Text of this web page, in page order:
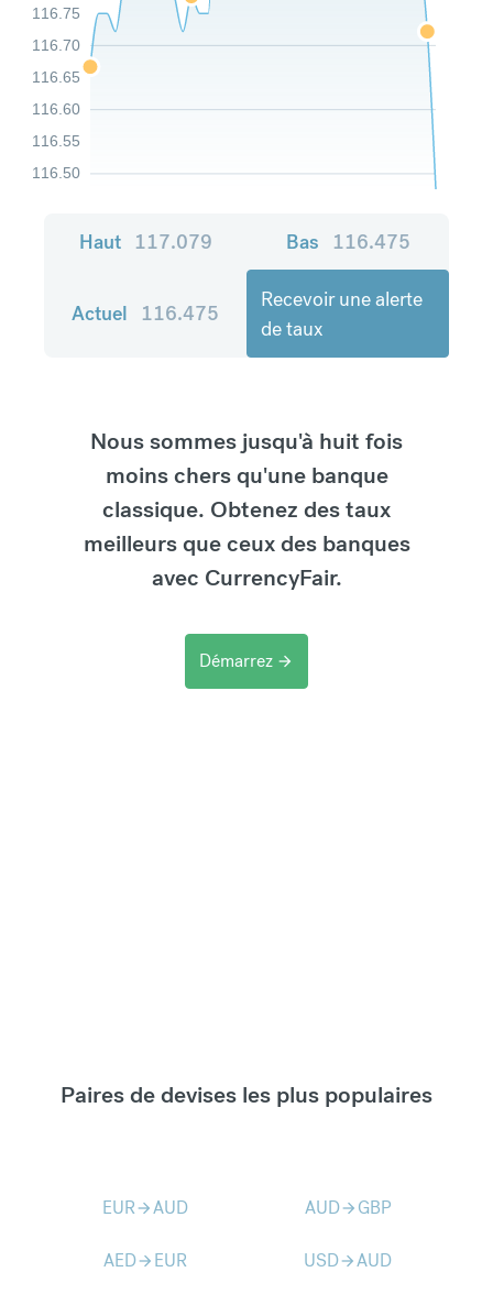
116.50
116.55
116.60
116.65
116.70
116.75
Haut 117.079 Bas 116.475
Actuel 116.475
Recevoir une alerte
de taux
Nous sommes jusqu'à huit fois
moins chers qu'une banque
classique. Obtenez des taux
meilleurs que ceux des banques
avec CurrencyFair.
Démarrez arrow_forward
Paires de devises les plus populaires
EURarrow_forwardAUD AUDarrow_forward GBP
AEDarrow_forward EUR USDarrow_forwardAUD